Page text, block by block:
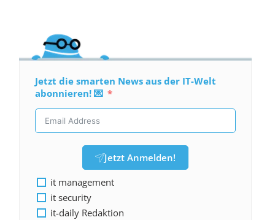
Jetzt die smarten News aus der IT-Welt
abonnieren! 💌
Jetzt Anmelden!
it management
it security
it-daily Redaktion